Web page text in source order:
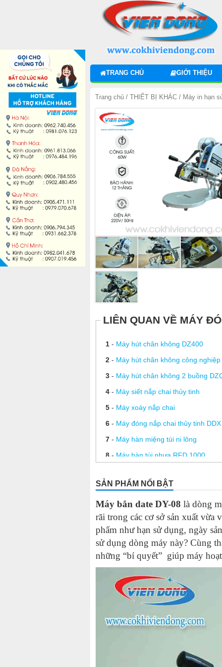
TRANG CHỦ GIỚI THIỆU
Trang chủ / THIẾT BỊ KHÁC / Máy in hạn
LIÊN QUAN VỀ MÁY
1- Máy hút chân không DZ400
2- Máy hút chân không công
3- Máy hút chân không 2 buồng
4- Máy siết nắp chai thủy tinh
5- Máy xoáy nắp chai
6- Máy đóng nắp chai thủy tinh
7- Máy hàn miệng túi ni lông
8- Máy hàn túi nhựa RFD 1000
10 -Máy ép ly giá rẻ
11-Máy ép miệng ly bằng tay
12-Giá máy dập nắp nút chai bao
13-Cập nhật giá máy đóng date
SẢN PHẨM NỔI BẬT
Máy bắn date DY-08 là dòng
rãi trong các cơ sở sản xuất vừa
phẩm như hạn sử dụng, ngày
sử dụng dòng máy này? Cùng
những “bí quyết” giúp máy
MÁY ÉP NƯỚC MÍA ĐỂ BÀN
XE NƯỚC MÍA SIÊU SẠCH
MÁY CẠO VỎ MÍA
MÁY ÉP LY NƯỚC MÍA
MÁY PHỤC VỤ GIẢI KHÁT
LINH KIỆN MÁY ÉP MÍA
THIẾT BỊ KHÁC